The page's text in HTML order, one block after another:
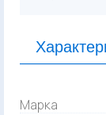
Марка